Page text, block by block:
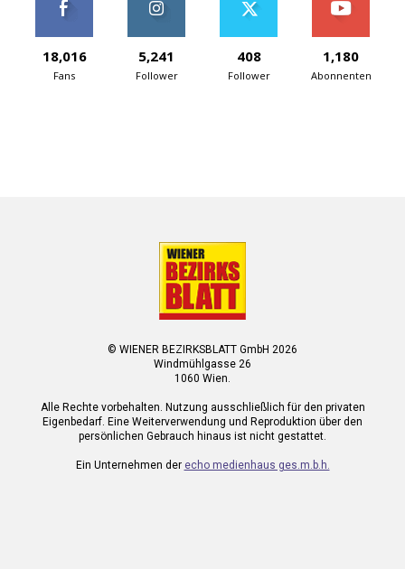
18,016
Fans
5,241
Follower
408
Follower
1,180
Abonnenten
© WIENER BEZIRKSBLATT GmbH 2026
Windmühlgasse 26
1060 Wien.
Alle Rechte vorbehalten. Nutzung ausschließlich für den privaten
Eigenbedarf. Eine Weiterverwendung und Reproduktion über den
persönlichen Gebrauch hinaus ist nicht gestattet.
Ein Unternehmen der echo medienhaus ges.m.b.h.